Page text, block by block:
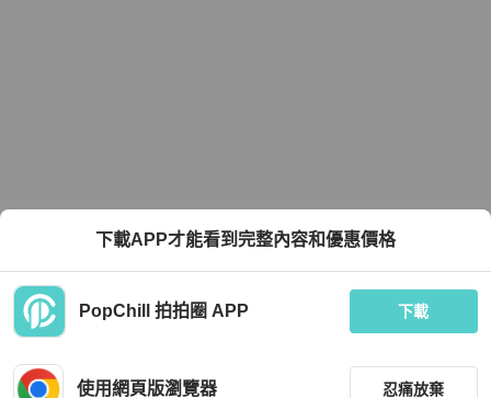
下載APP才能看到完整內容和優惠價格
PopChill 拍拍圈 APP 下載
使用網頁版瀏覽器 忍痛放棄